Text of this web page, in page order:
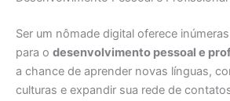
Ser um nômade digital oferece
para o desenvolvimento pessoal e
a chance de aprender novas línguas,
culturas e expandir sua rede de